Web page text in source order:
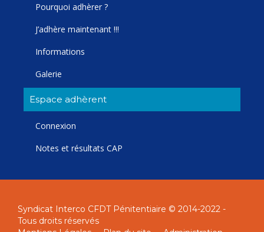
Pourquoi adhèrer ?
J’adhère maintenant !!!
Informations
Galerie
Espace adhèrent
Connexion
Notes et résultats CAP
Syndicat Interco CFDT Pénitentiaire © 2014-2022 -
Tous droits réservés